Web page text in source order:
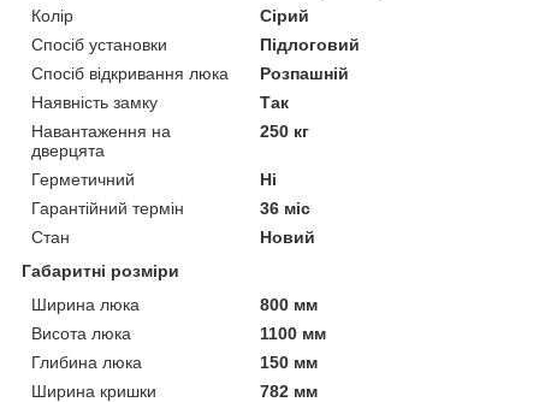
Колір
Сірий
Спосіб установки
Підлоговий
Спосіб відкривання люка
Розпашній
Наявність замку
Так
Навантаження на
дверцята
250 кг
Герметичний
Ні
Гарантійний термін
36 міс
Стан
Новий
Габаритні розміри
Ширина люка
800 мм
Висота люка
1100 мм
Глибина люка
150 мм
Ширина кришки
782 мм